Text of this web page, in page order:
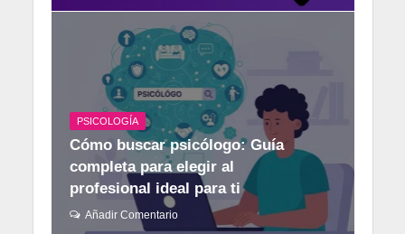
PSICOLOGÍA
Cómo buscar psicólogo: Guía
completa para elegir al
profesional ideal para ti
Añadir Comentario